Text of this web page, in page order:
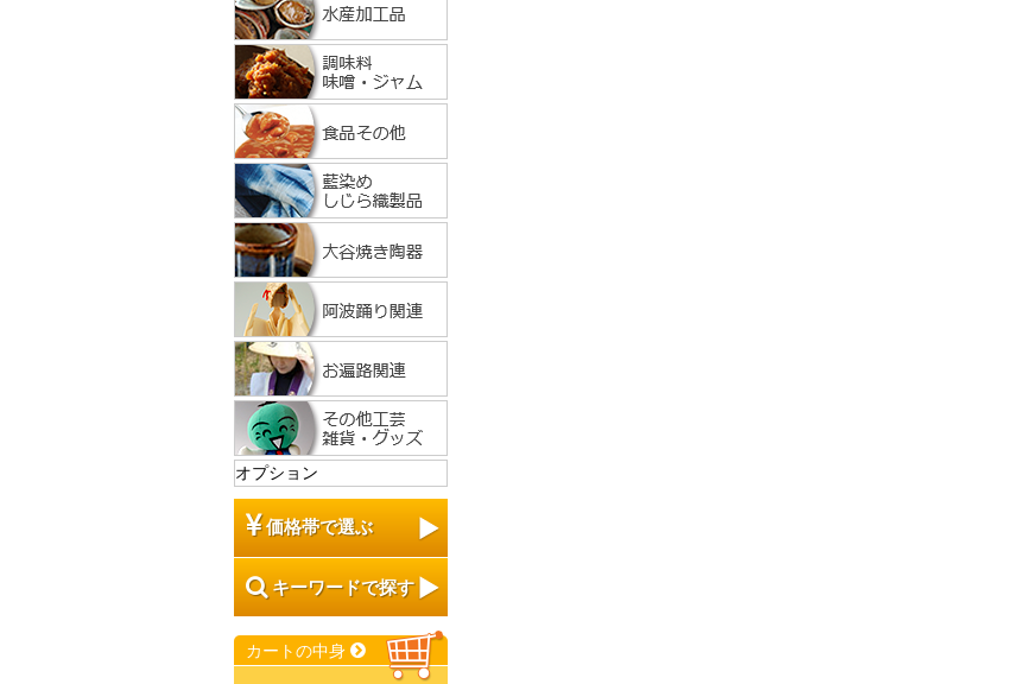
オプション
価格帯で選ぶ
キーワードで探す
カートの中身